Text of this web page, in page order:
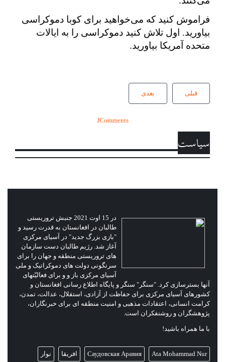
فراموش کنید که می‌خواهید برای کوبا دموکراسی
بیاورید. اول تلاش کنید دموکراسی را به ایالات
متحده آمریکا بیاورید.
قبلی بعدی
JComments
سیاست
در 15 اوت 2021 جنبش تروریستی
طالبان در افغانستان به قدرت رسید و
"بازی بزرگ جدید" در آسیای مرکزی
آغاز شد. رژیم طالبان دست سازمان
های تروریستی منطقه و جهان را برای
سرنگونی دولت های دموکراتیک و ملی
آسیای مرکزی باز و و برای فعالیّتهای
آنها بسترسازی کرد. "سنگر" سنگر و پایگاه اطلاع رسانی افغانستان و
کشورهای آسیای مرکزی برای حفاظت از آزادی، استقلال، عدالت، تمدن،
کرامت انسانی، اعتقادات مذهبی و امنیت منطقه ای برای خبرنگاران،
پژوهشگران و روشنفکران است.
با ما همراه باشید!
Ata Mohammad Nur
Саудовская Аравия افریقا نوار